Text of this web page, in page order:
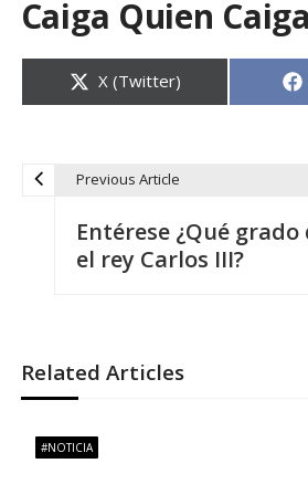
Caiga Quien
Compartir
en
X (Twitter)
e
g
Previous Article
Entérese ¿Qué
el rey Carlos III?
Related Articles
#NOTICIA